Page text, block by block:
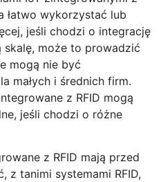
łatwo wykorzystać lub
jeśli chodzi o integrację
skalę, może to prowadzić
mogą nie być
małych i średnich firm.
z RFID mogą
jeśli chodzi o różne
z RFID mają przed
z tanimi systemami RFID,